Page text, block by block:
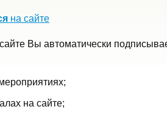
на сайте
Вы автоматически
на сайте;